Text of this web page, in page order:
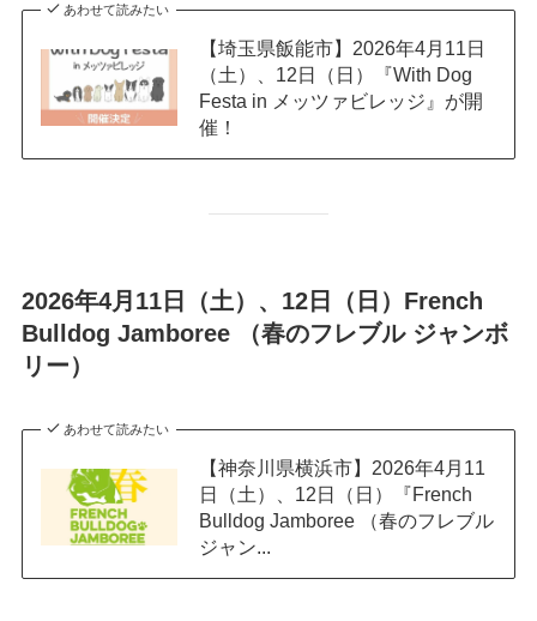
あわせて読みたい
【埼玉県飯能市】2026年4月11日
（土）、12日（日）『With Dog
Festa in メッツァビレッジ』が開
催！
2026年4月11日（土）、12日（日）French
Bulldog Jamboree （春のフレブル ジャンボ
リー）
あわせて読みたい
【神奈川県横浜市】2026年4月11
日（土）、12日（日）『French
Bulldog Jamboree （春のフレブル
ジャン...